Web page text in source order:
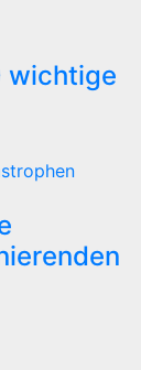
wichtige